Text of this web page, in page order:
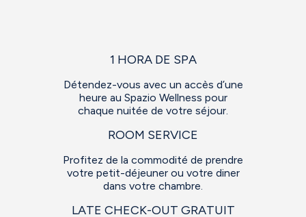
1 HORA DE SPA
Détendez-vous avec un accès d’une
heure au Spazio Wellness pour
chaque nuitée de votre séjour.
ROOM SERVICE
Profitez de la commodité de prendre
votre petit-déjeuner ou votre diner
dans votre chambre.
LATE CHECK-OUT GRATUIT